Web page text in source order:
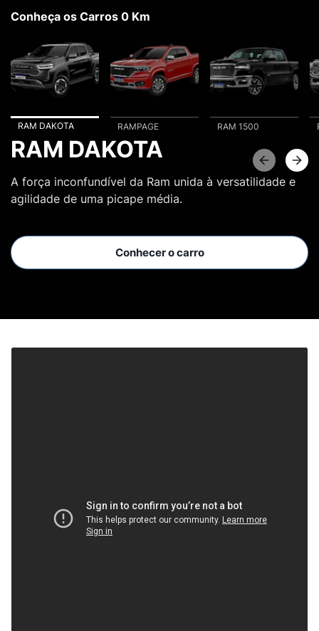
RAM DAKOTA
A força inconfundível da Ram unida à versatilidade e
agilidade de uma picape média.
Conhecer o carro
Conheça os Carros 0 Km
RAM DAKOTA RAMPAGE RAM 1500